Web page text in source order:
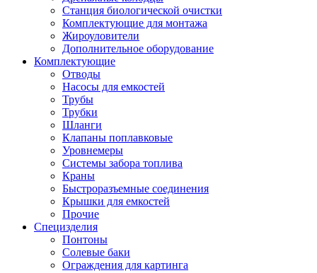
Станция биологической очистки
Комплектующие для монтажа
Жироуловители
Дополнительное оборудование
Комплектующие
Отводы
Насосы для емкостей
Трубы
Трубки
Шланги
Клапаны поплавковые
Уровнемеры
Системы забора топлива
Краны
Быстроразъемные соединения
Крышки для емкостей
Прочие
Специзделия
Понтоны
Солевые баки
Ограждения для картинга